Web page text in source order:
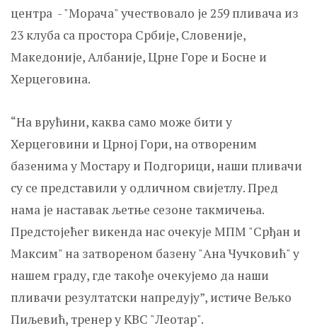
центра - "Морача" учествовало је 259 пливача из
23 клуба са простора Србије, Словеније,
Македоније, Албаније, Црне Горе и Босне и
Херцеговина.
“На врућини, каква само може бити у
Херцеговини и Црној Гори, на отвореним
базенима у Мостару и Подгорици, наши пливачи
су се представили у одличном свијетлу. Пред
нама је наставак љетње сезоне такмичења.
Предстојећег викенда нас очекује МПМ "Срђан и
Максим" на затвореном базену "Ана Чучковић" у
нашем граду, где такође очекујемо да наши
пливачи резултатски напредују”, истиче Вељко
Пиљевић, тренер у КВС "Леотар".